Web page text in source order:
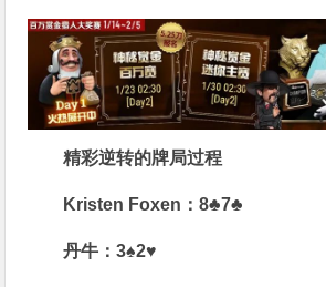
精彩逆转的牌局过程
Kristen Foxen：8♣7♣
丹牛：3♠2♥